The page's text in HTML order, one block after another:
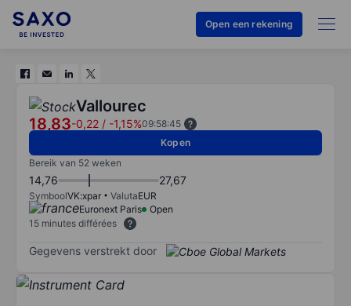
Open een rekening
Vallourec
18,83-0,22 / -1,15%09:58:45
Kopen
Bereik van 52 weken
14,76 27,67
SymboolVK:xpar ValutaEUR
Euronext Paris
Open
15 minutes différées
Gegevens verstrekt door